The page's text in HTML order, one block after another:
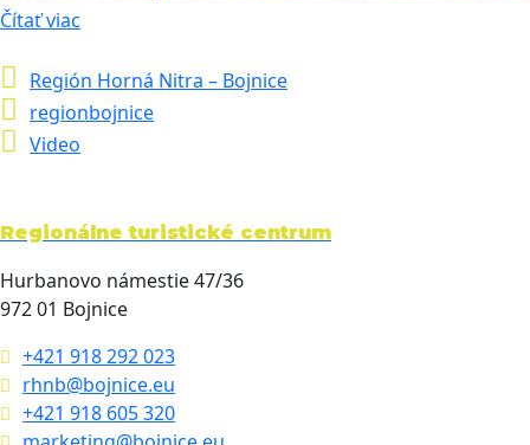
Čítať viac
Región Horná Nitra – Bojnice
regionbojnice
Video
Regionálne turistické centrum
Hurbanovo námestie 47/36
972 01 Bojnice
+421 918 292 023
rhnb@bojnice.eu
+421 918 605 320